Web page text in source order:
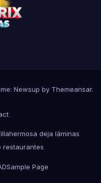
Newsup by Themeansar.
deja láminas
restaurantes
Sample Page